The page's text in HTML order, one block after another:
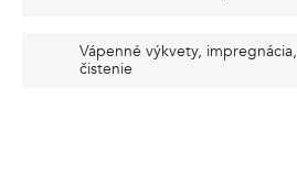
Vápenné výkvety, impregnácia,
čistenie